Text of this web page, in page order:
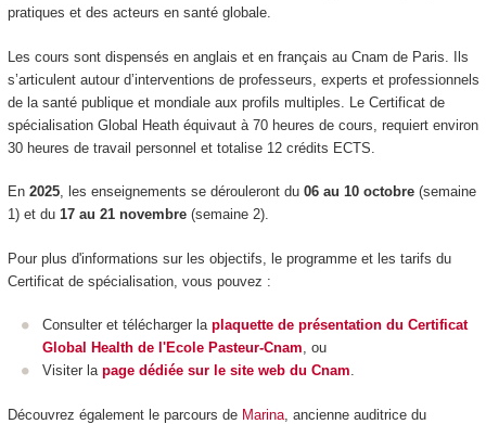
pratiques et des acteurs en santé globale.
Les cours sont dispensés en anglais et en français au Cnam de Paris. Ils
s’articulent autour d’interventions de professeurs, experts et professionnels
de la santé publique et mondiale aux profils multiples. Le Certificat de
spécialisation Global Heath équivaut à 70 heures de cours, requiert environ
30 heures de travail personnel et totalise 12 crédits ECTS.
En 2025, les enseignements se dérouleront du 06 au 10 octobre(semaine
1) et du 17 au 21 novembre(semaine 2).
Pour plus d'informations sur les objectifs, le programme et les tarifs du
Certificat de spécialisation, vous pouvez :
Consulter et télécharger la plaquette de présentation du Certificat
Global Health de l'Ecole Pasteur-Cnam, ou
Visiter la page dédiée sur le site web du Cnam.
Découvrez également le parcours de Marina, ancienne auditrice du